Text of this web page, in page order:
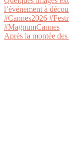
Après la montée